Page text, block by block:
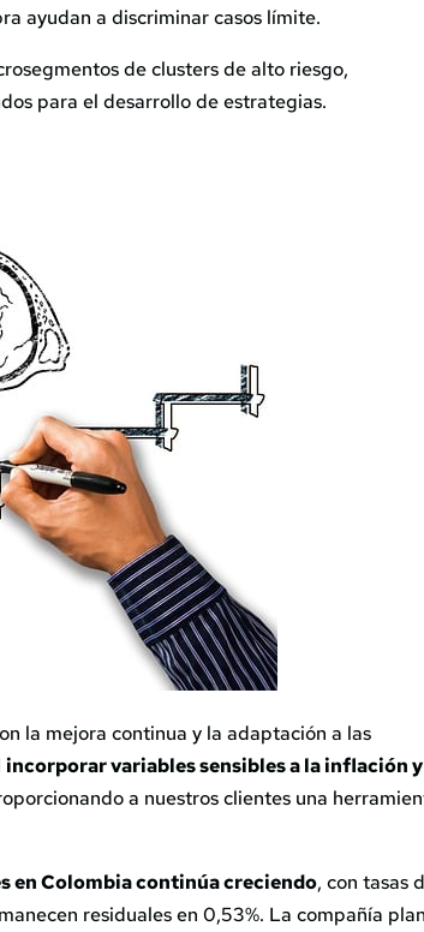
ayudan a discriminar casos límite.
de clusters de alto riesgo,
para el desarrollo de estrategias.
la mejora continua y la adaptación a las
incorporar variables sensibles a la inflación y
a nuestros clientes una
en Colombia continúa creciendo, con tasas
residuales en 0,53%. La compañía